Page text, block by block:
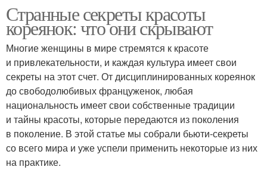
Странные секреты красоты
кореянок: что они скрывают
Многие женщины в мире стремятся к красоте
и привлекательности, и каждая культура имеет свои
секреты на этот счет. От дисциплинированных кореянок
до свободолюбивых француженок, любая
национальность имеет свои собственные традиции
и тайны красоты, которые передаются из поколения
в поколение. В этой статье мы собрали бьюти-секреты
со всего мира и уже успели применить некоторые из них
на практике.